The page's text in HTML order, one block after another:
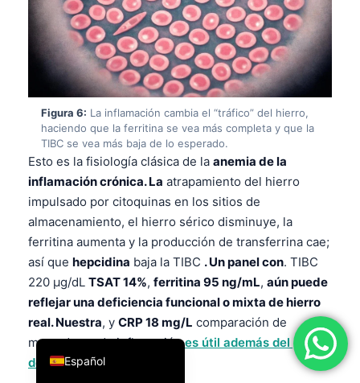
Figura 6: La inflamación cambia el “tráfico” del hierro,
haciendo que la ferritina se vea más completa y que la
TIBC se vea más baja de lo esperado.
Esto es la fisiología clásica de la anemia de la
inflamación crónica. La atrapamiento del hierro
impulsado por citoquinas en los sitios de
almacenamiento, el hierro sérico disminuye, la
ferritina aumenta y la producción de transferrina cae;
así que hepcidina baja la TIBC . Un panel con. TIBC
220 µg/dL TSAT 14%, ferritina 95 ng/mL, aún puede
reflejar una deficiencia funcional o mixta de hierro
real. Nuestra, y CRP 18 mg/L comparación de
marcadores de inflamaciónes útil además del panel
de hierro.Ferritina en la.
Español
Deutsch
العربية
Français
עִבְרִית
Italiano
Português
Ελληνικά
Türkçe
Română
简体中文
فارسی
Български